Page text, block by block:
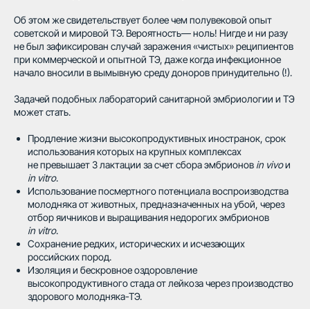
Об этом же свидетельствует более чем полувековой опыт
советской и мировой ТЭ. Вероятность— ноль! Нигде и ни разу
не был зафиксирован случай заражения «чистых» реципиентов
при коммерческой и опытной ТЭ, даже когда инфекционное
начало вносили в вымывную среду доноров принудительно (!).
Задачей подобных лабораторий санитарной эмбриологии и ТЭ
может стать.
Продление жизни высокопродуктивных иностранок, срок
использования которых на крупных комплексах
не превышает 3 лактации за счет сбора эмбрионов in vivoи
in vitro.
Использование посмертного потенциала воспроизводства
молодняка от животных, предназначенных на убой, через
отбор яичников и выращивания недорогих эмбрионов
in vitro.
Сохранение редких, исторических и исчезающих
российских пород.
Изоляция и бескровное оздоровление
высокопродуктивного стада от лейкоза через производство
здорового молодняка-ТЭ.